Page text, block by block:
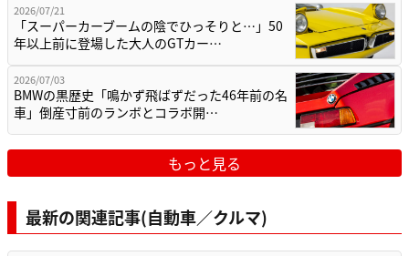
2026/07/21
「スーパーカーブームの陰でひっそりと…」50
年以上前に登場した大人のGTカー…
2026/07/03
BMWの黒歴史「鳴かず飛ばずだった46年前の名
車」倒産寸前のランボとコラボ開…
もっと見る
最新の関連記事(自動車／クルマ)